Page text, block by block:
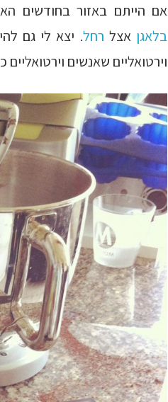
אם הייתם באזור בחודשים
בלאגן אצל רחל. יצא לי גם
וירטואליים שאנשים